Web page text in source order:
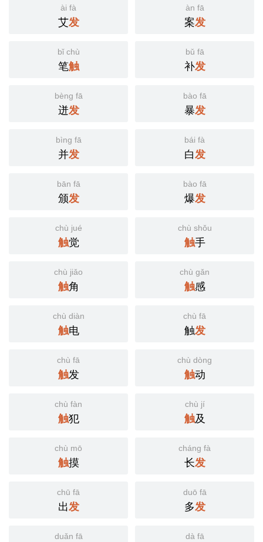
ài fà
艾发
àn fā
案发
bǐ chù
笔触
bǔ fā
补发
bèng fā
迸发
bào fā
暴发
bìng fā
并发
bái fà
白发
bān fā
颁发
bào fā
爆发
chù jué
触觉
chù shǒu
触手
chù jiǎo
触角
chù gǎn
触感
chù diàn
触电
chù fā
触发
chù fā
触发
chù dòng
触动
chù fàn
触犯
chù jí
触及
chù mō
触摸
cháng fà
长发
chū fā
出发
duō fā
多发
duǎn fā dà fā